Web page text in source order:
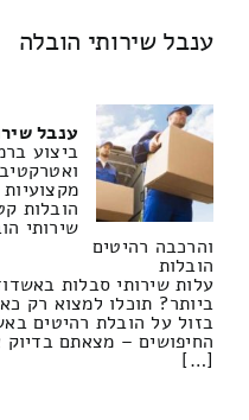
ענבל שירותי הובלה
ענבל
ביצוע
מקצועיות
הובלות
שירותי
והרכבה רהיטים
הובלות
עלות שירותי סבלות
ביותר? תוכלו למצוא רק
בזול על הובלת רהיטים
החיפושים – מצאתם
[…]